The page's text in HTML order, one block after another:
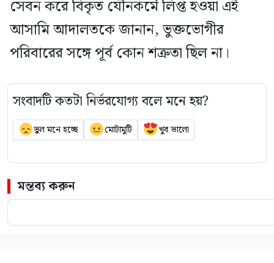
সেবন করে বিকৃত যৌনকর্মে লিপ্ত হওয়া এই
আসামি আদালতকে জানান, ভুক্তভোগীর
পরিবারের সঙ্গে পূর্ব কোন শত্রুতা ছিল না।
সংবাদটি কতটা নির্ভরযোগ্য বলে মনে হয়?
ভুল মনে হচ্ছে মোটামুটি খুব ভালো
মন্তব্য করুন